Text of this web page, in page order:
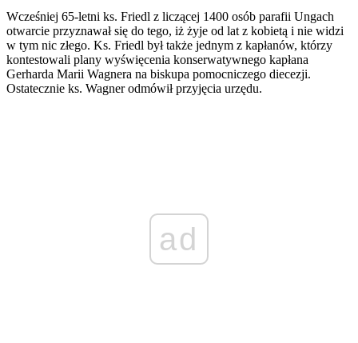
Wcześniej 65-letni ks. Friedl z liczącej 1400 osób parafii Ungach
otwarcie przyznawał się do tego, iż żyje od lat z kobietą i nie widzi
w tym nic złego. Ks. Friedl był także jednym z kapłanów, którzy
kontestowali plany wyświęcenia konserwatywnego kapłana
Gerharda Marii Wagnera na biskupa pomocniczego diecezji.
Ostatecznie ks. Wagner odmówił przyjęcia urzędu.
ad